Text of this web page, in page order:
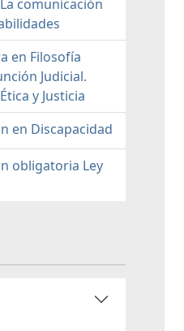
comunicación
en Filosofía
Judicial.
y Justicia
en Discapacidad
obligatoria Ley